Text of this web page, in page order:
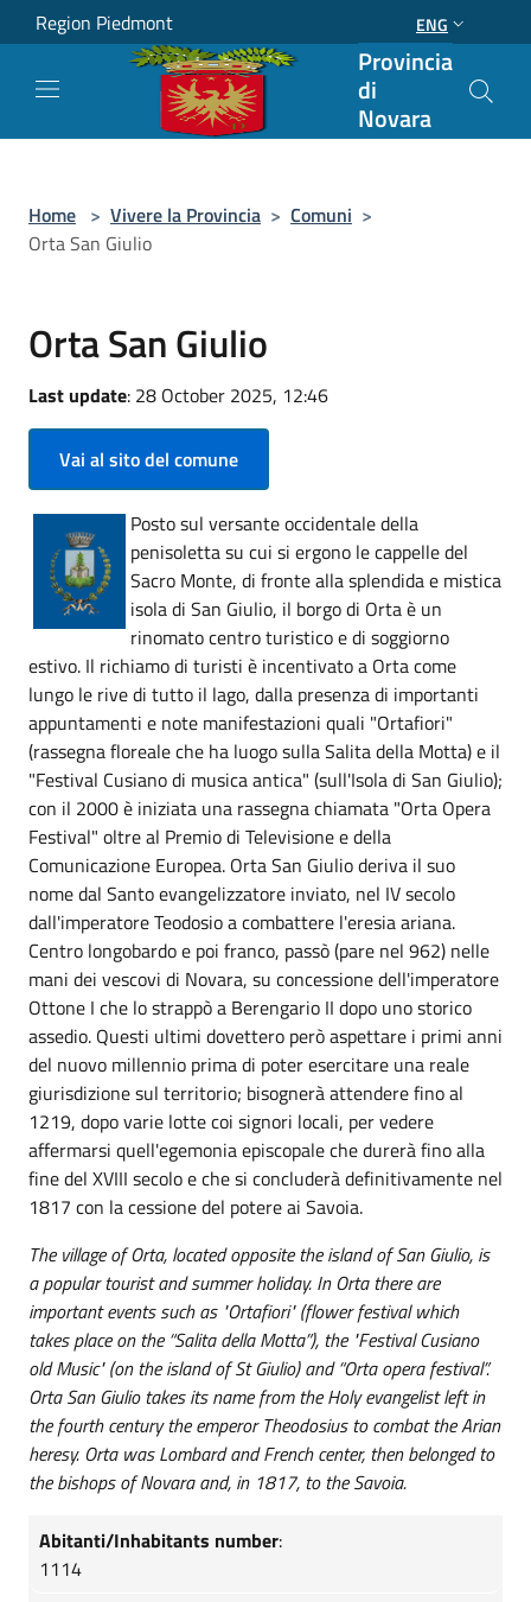
Salta al contenuto principale
Region Piedmont ENG
Provincia
di
Novara
Home > Vivere la Provincia > Comuni >
Orta San Giulio
Orta San Giulio
Last update: 28 October 2025, 12:46
Vai al sito del comune
Posto sul versante occidentale della
penisoletta su cui si ergono le cappelle del
Sacro Monte, di fronte alla splendida e mistica
isola di San Giulio, il borgo di Orta è un
rinomato centro turistico e di soggiorno
estivo. Il richiamo di turisti è incentivato a Orta come
lungo le rive di tutto il lago, dalla presenza di importanti
appuntamenti e note manifestazioni quali "Ortafiori"
(rassegna floreale che ha luogo sulla Salita della Motta) e il
"Festival Cusiano di musica antica" (sull'Isola di San Giulio);
con il 2000 è iniziata una rassegna chiamata "Orta Opera
Festival" oltre al Premio di Televisione e della
Comunicazione Europea. Orta San Giulio deriva il suo
nome dal Santo evangelizzatore inviato, nel IV secolo
dall'imperatore Teodosio a combattere l'eresia ariana.
Centro longobardo e poi franco, passò (pare nel 962) nelle
mani dei vescovi di Novara, su concessione dell'imperatore
Ottone I che lo strappò a Berengario II dopo uno storico
assedio. Questi ultimi dovettero però aspettare i primi anni
del nuovo millennio prima di poter esercitare una reale
giurisdizione sul territorio; bisognerà attendere fino al
1219, dopo varie lotte coi signori locali, per vedere
affermarsi quell'egemonia episcopale che durerà fino alla
fine del XVIII secolo e che si concluderà definitivamente nel
1817 con la cessione del potere ai Savoia.
The village of Orta, located opposite the island of San Giulio, is
a popular tourist and summer holiday. In Orta there are
important events such as "Ortafiori" (flower festival which
takes place on the “Salita della Motta”), the "Festival Cusiano
old Music" (on the island of St Giulio) and “Orta opera festival”.
Orta San Giulio takes its name from the Holy evangelist left in
the fourth century the emperor Theodosius to combat the Arian
heresy. Orta was Lombard and French center, then belonged to
the bishops of Novara and, in 1817, to the Savoia.
Abitanti/Inhabitants number:
1114